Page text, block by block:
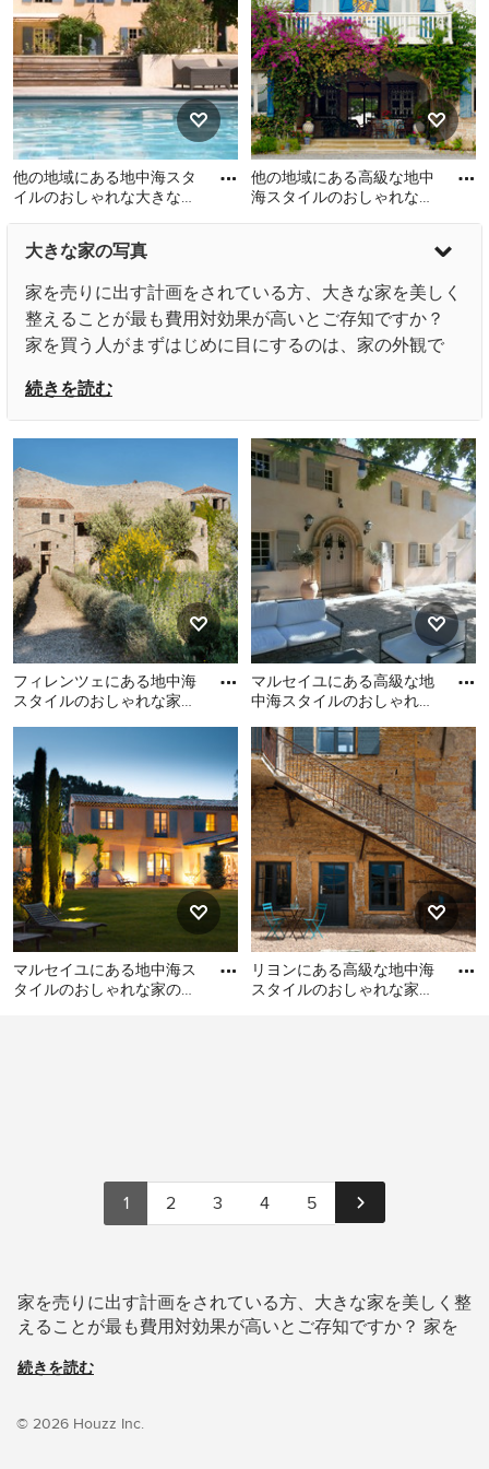
他の地域にある地中海スタ
イルのおしゃれな大きな家
他の地域にある地中海スタ
イルのおしゃれな大きな家
他の地域にある高級な地中
海スタイルのおしゃれな家
他の地域にある高級な地中
海スタイルのおしゃれな家
の写真
大きな家の写真
家を売りに出す計画をされている方、大きな家を美しく
整えることが最も費用対効果が高いとご存知ですか？
家を買う人がまずはじめに目にするのは、家の外観で
入するホームバイヤーはいない、と言っても過言ではな
いほど、家を売るにあたり重要な要素です。大きな家の
スタイルを定めて、街並みに合った外観で、家を素敵に
演出しましょう。
大きな家のスタイル
インテリア同様、大きな家にもさまざまなスタイルがあ
ります。自宅の大きな家をリフォーム・リノベーション
する際は、さまざまなスタイルを比較して、満足のいく
家の顔をつくりましょう。竣工してからは大々的に手を
入れることをあまり行わない場所ですので、新築やリフ
ォームは家族の意見も取り入れつつ慎重に検討したいで
すね。外壁におすすめの素材や費用、お住いの土地や気
候に合った断熱性能、外から家の中が見えにくくする工
夫など、計画や施工の際に出てくる疑問点は Houzzに登
録しているプロに相談して解決しましょう。
大きな家を飾る
自分らしいタッチで家を飾りましょう。例えば表札をお
気に入りのアーティストに作成してもらったり、郵便受
けのデザインにこだわったり、季節ごとに玄関マットを
変えてみたりと、外観をパーソナライズできるアイテム
がアイデア探しのお手伝いをします。Houzz には
Lebensraum Holz GmbH や Alessandra Cipriani
Architects といった日本国内の優れた建築家、インテリ
アデザイナー、工務店、リノベーション会社などから寄
スタイル別で大きな家の画像を見て、気になる大きな家
続きを読む
フィレンツェにある地中海
スタイルのおしゃれな家の
フィレンツェにある地中海
スタイルのおしゃれな家の
外観 (石材サイディング) の
写真
マルセイユにある高級な地
中海スタイルのおしゃれな
マルセイユにある高級な地
中海スタイルのおしゃれな
家の外観の写真
マルセイユにある地中海ス
タイルのおしゃれな家の外
リヨンにある高級な地中海
スタイルのおしゃれな家の
1 2 3 4 5
家を売りに出す計画をされている方、大きな家を美しく整
えることが最も費用対効果が高いとご存知ですか？ 家を
をぱっと見て気に入らない物件を、最終的に購入するホー
売るにあたり重要な要素です。大きな家のスタイルを定め
続きを読む
© 2026 Houzz Inc.